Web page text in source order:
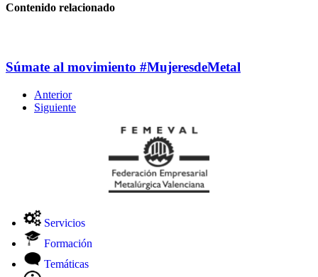
Contenido relacionado
Súmate al movimiento #MujeresdeMetal
Anterior
Siguiente
Servicios
Formación
Temáticas